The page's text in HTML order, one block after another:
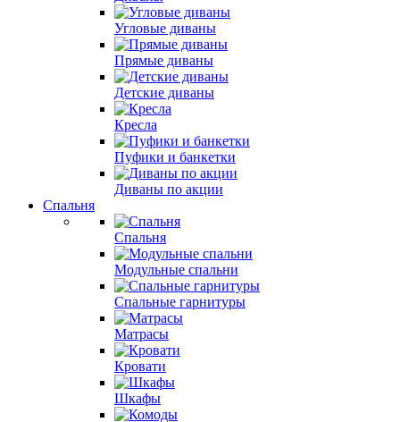
Угловые диваны
Прямые диваны
Детские диваны
Кресла
Пуфики и банкетки
Диваны по акции
Спальня
Спальня
Модульные спальни
Спальные гарнитуры
Матрасы
Кровати
Шкафы